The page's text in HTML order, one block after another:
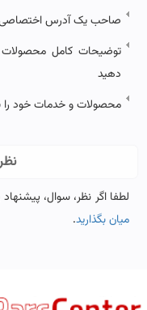
صاحب یک آدرس اختصاصی
توضیحات کامل محصولات
دهید
محصولات و خدمات خود
لطفا اگر نظر، سوال،
میان بگذارید.